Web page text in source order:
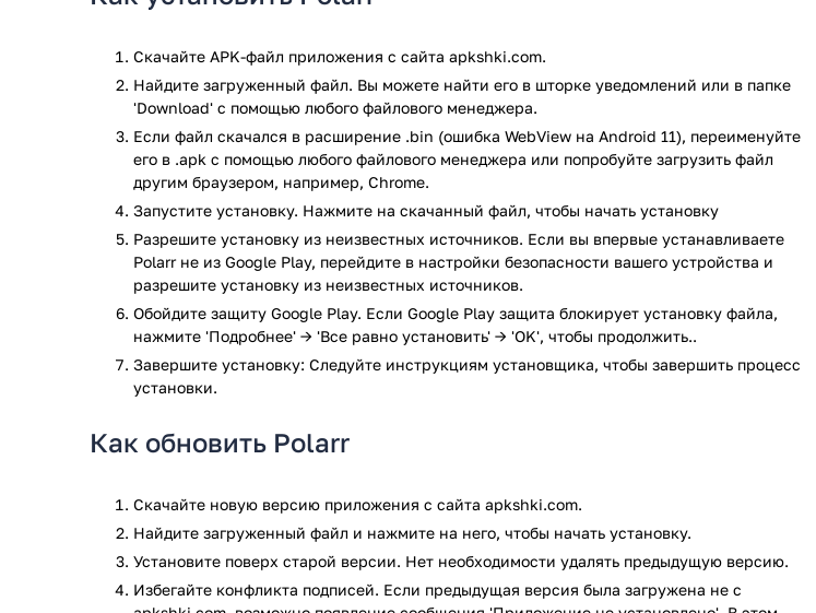
редактированием 8-битных файлов JPEG. Это неплохо, если качество JPEG высокое и
раньше он не сохранялся много раз.
Более ограничивающим аспектом Polarr является то, что он экспортирует все в цветовом
пространстве sRGB. Это может быть ограничением его кодирования, но это далеко не
идеально, если нужно распечатать файлы на струйном принтере. Для веб-лабораторий и
онлайн-фотолабораторий это нормально. Для смягчения последствий он встраивает
профиль при сохранении, чего не делают некоторые конкурирующие продукты. У Polarr есть
один или два недостатка, но это все же программа с большой глубиной.
Особенности программы.
Бесплатная или недорогая альтернатива Photoshop и других дорогостоящих
пиксельных редакторов.
Включает встроенные специальные эффекты и инструменты ретуширования, поэтому
вам не нужно изучать сложные методы редактирования или покупать плагины.
привлекательных веб-изображений
Интуитивно понятно, особенно если вы знакомы со слайдерами в других программах.
Эстетически приятный пользовательский интерфейс
Идеально подходит для редактирования изображений.
Возможность более сложных правок с версией Pro (на основе подписки, но низкая
стоимость).
Скачайте APK-файл приложения с сайта apkshki.com.
Найдите загруженный файл. Вы можете найти его в шторке уведомлений или в папке
'Download' с помощью любого файлового менеджера.
Если файл скачался в расширение .bin (ошибка WebView на Android 11), переименуйте
его в .apk с помощью любого файлового менеджера или попробуйте загрузить файл
другим браузером, например, Chrome.
Запустите установку. Нажмите на скачанный файл, чтобы начать установку
Разрешите установку из неизвестных источников. Если вы впервые устанавливаете
Polarr не из Google Play, перейдите в настройки безопасности вашего устройства и
разрешите установку из неизвестных источников.
Обойдите защиту Google Play. Если Google Play защита блокирует установку файла,
нажмите 'Подробнее' → 'Все равно установить' → 'OK', чтобы продолжить..
Завершите установку: Следуйте инструкциям установщика, чтобы завершить процесс
установки.
Как обновить Polarr
Скачайте новую версию приложения с сайта apkshki.com.
Найдите загруженный файл и нажмите на него, чтобы начать установку.
Установите поверх старой версии. Нет необходимости удалять предыдущую версию.
Избегайте конфликта подписей. Если предыдущая версия была загружена не с